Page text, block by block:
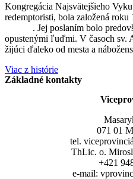
Kongregácia Najsvätejšieho
redemptoristi, bola založená roku
. Jej poslaním bolo
opustenými ľuďmi. V časoch sv.
žijúci ďaleko od mesta a
Viac z histórie
Základné kontakty
071 01
tel.
ThLic. o.
+421
e-mail: